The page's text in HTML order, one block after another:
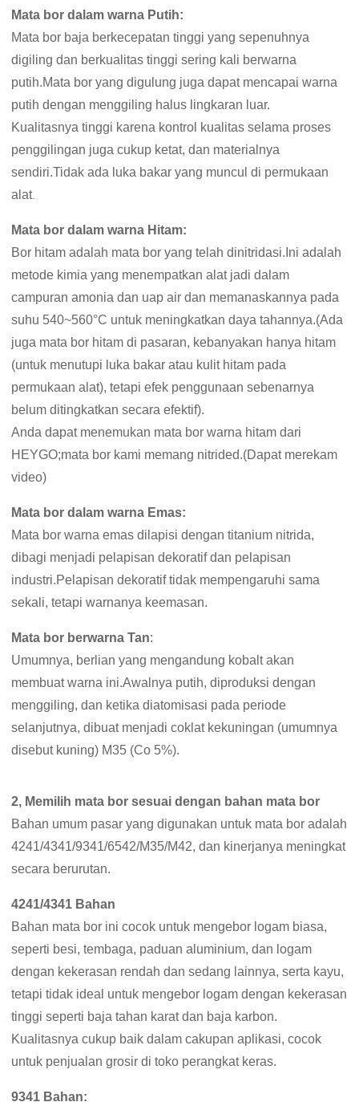
Mata bor dalam warna Putih:
Mata bor baja berkecepatan tinggi yang sepenuhnya
digiling dan berkualitas tinggi sering kali berwarna
putih.Mata bor yang digulung juga dapat mencapai warna
putih dengan menggiling halus lingkaran luar.
Kualitasnya tinggi karena kontrol kualitas selama proses
penggilingan juga cukup ketat, dan materialnya
sendiri.Tidak ada luka bakar yang muncul di permukaan
alat.
Mata bor dalam warna Hitam:
Bor hitam adalah mata bor yang telah dinitridasi.Ini adalah
metode kimia yang menempatkan alat jadi dalam
campuran amonia dan uap air dan memanaskannya pada
suhu 540~560°C untuk meningkatkan daya tahannya.(Ada
juga mata bor hitam di pasaran, kebanyakan hanya hitam
(untuk menutupi luka bakar atau kulit hitam pada
permukaan alat), tetapi efek penggunaan sebenarnya
belum ditingkatkan secara efektif).
Anda dapat menemukan mata bor warna hitam dari
HEYGO;mata bor kami memang nitrided.(Dapat merekam
video)
Mata bor dalam warna Emas:
Mata bor warna emas dilapisi dengan titanium nitrida,
dibagi menjadi pelapisan dekoratif dan pelapisan
industri.Pelapisan dekoratif tidak mempengaruhi sama
sekali, tetapi warnanya keemasan.
Mata bor berwarna Tan:
Umumnya, berlian yang mengandung kobalt akan
membuat warna ini.Awalnya putih, diproduksi dengan
menggiling, dan ketika diatomisasi pada periode
selanjutnya, dibuat menjadi coklat kekuningan (umumnya
disebut kuning) M35 (Co 5%).
2, Memilih mata bor sesuai dengan bahan mata bor
Bahan umum pasar yang digunakan untuk mata bor adalah
4241/4341/9341/6542/M35/M42, dan kinerjanya meningkat
secara berurutan.
4241/4341 Bahan
Bahan mata bor ini cocok untuk mengebor logam biasa,
seperti besi, tembaga, paduan aluminium, dan logam
dengan kekerasan rendah dan sedang lainnya, serta kayu,
tetapi tidak ideal untuk mengebor logam dengan kekerasan
tinggi seperti baja tahan karat dan baja karbon.
Kualitasnya cukup baik dalam cakupan aplikasi, cocok
untuk penjualan grosir di toko perangkat keras.
9341 Bahan: